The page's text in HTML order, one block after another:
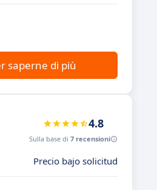
saperne di più
4.8
Sulla base di 7 recensioni
Precio bajo solicitud